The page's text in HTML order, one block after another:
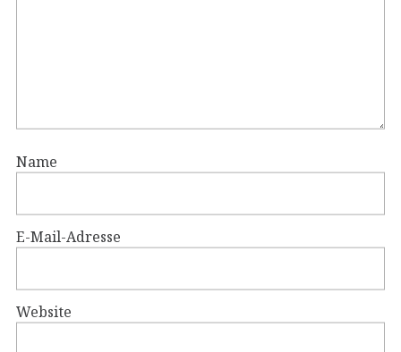
Name
E-Mail-Adresse
Website